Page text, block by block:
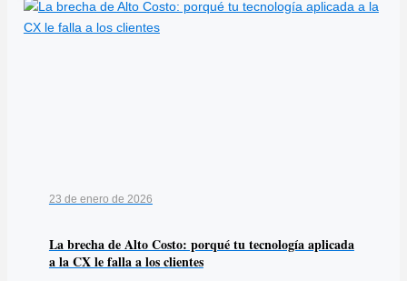
23 de enero de 2026
La brecha de Alto Costo: porqué tu tecnología aplicada
a la CX le falla a los clientes